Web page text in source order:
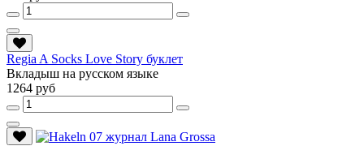
Regia A Socks Love Story буклет
Вкладыш на русском языке
1264 руб